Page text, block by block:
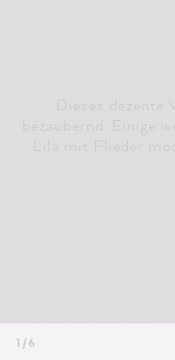
Dieses
bezaubernd. Einige
Lila mit Flieder
1 / 6